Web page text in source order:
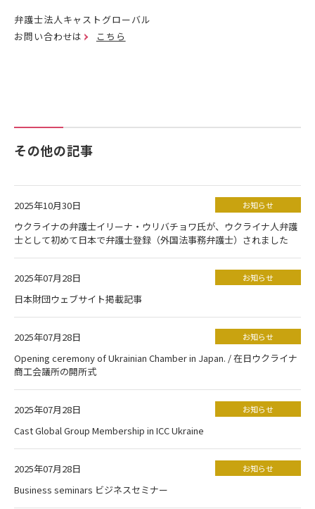
弁護士法人キャストグローバル
お問い合わせは
こちら
その他の記事
2025年10月30日 お知らせ
ウクライナの弁護士イリーナ・ウリバチョワ氏が、ウクライナ人弁護
士として初めて日本で弁護士登録（外国法事務弁護士）されました
2025年07月28日 お知らせ
日本財団ウェブサイト掲載記事
2025年07月28日 お知らせ
Opening ceremony of Ukrainian Chamber in Japan. / 在日ウクライナ
商工会議所の開所式
2025年07月28日 お知らせ
Cast Global Group Membership in ICC Ukraine
2025年07月28日 お知らせ
Business seminars ビジネスセミナー